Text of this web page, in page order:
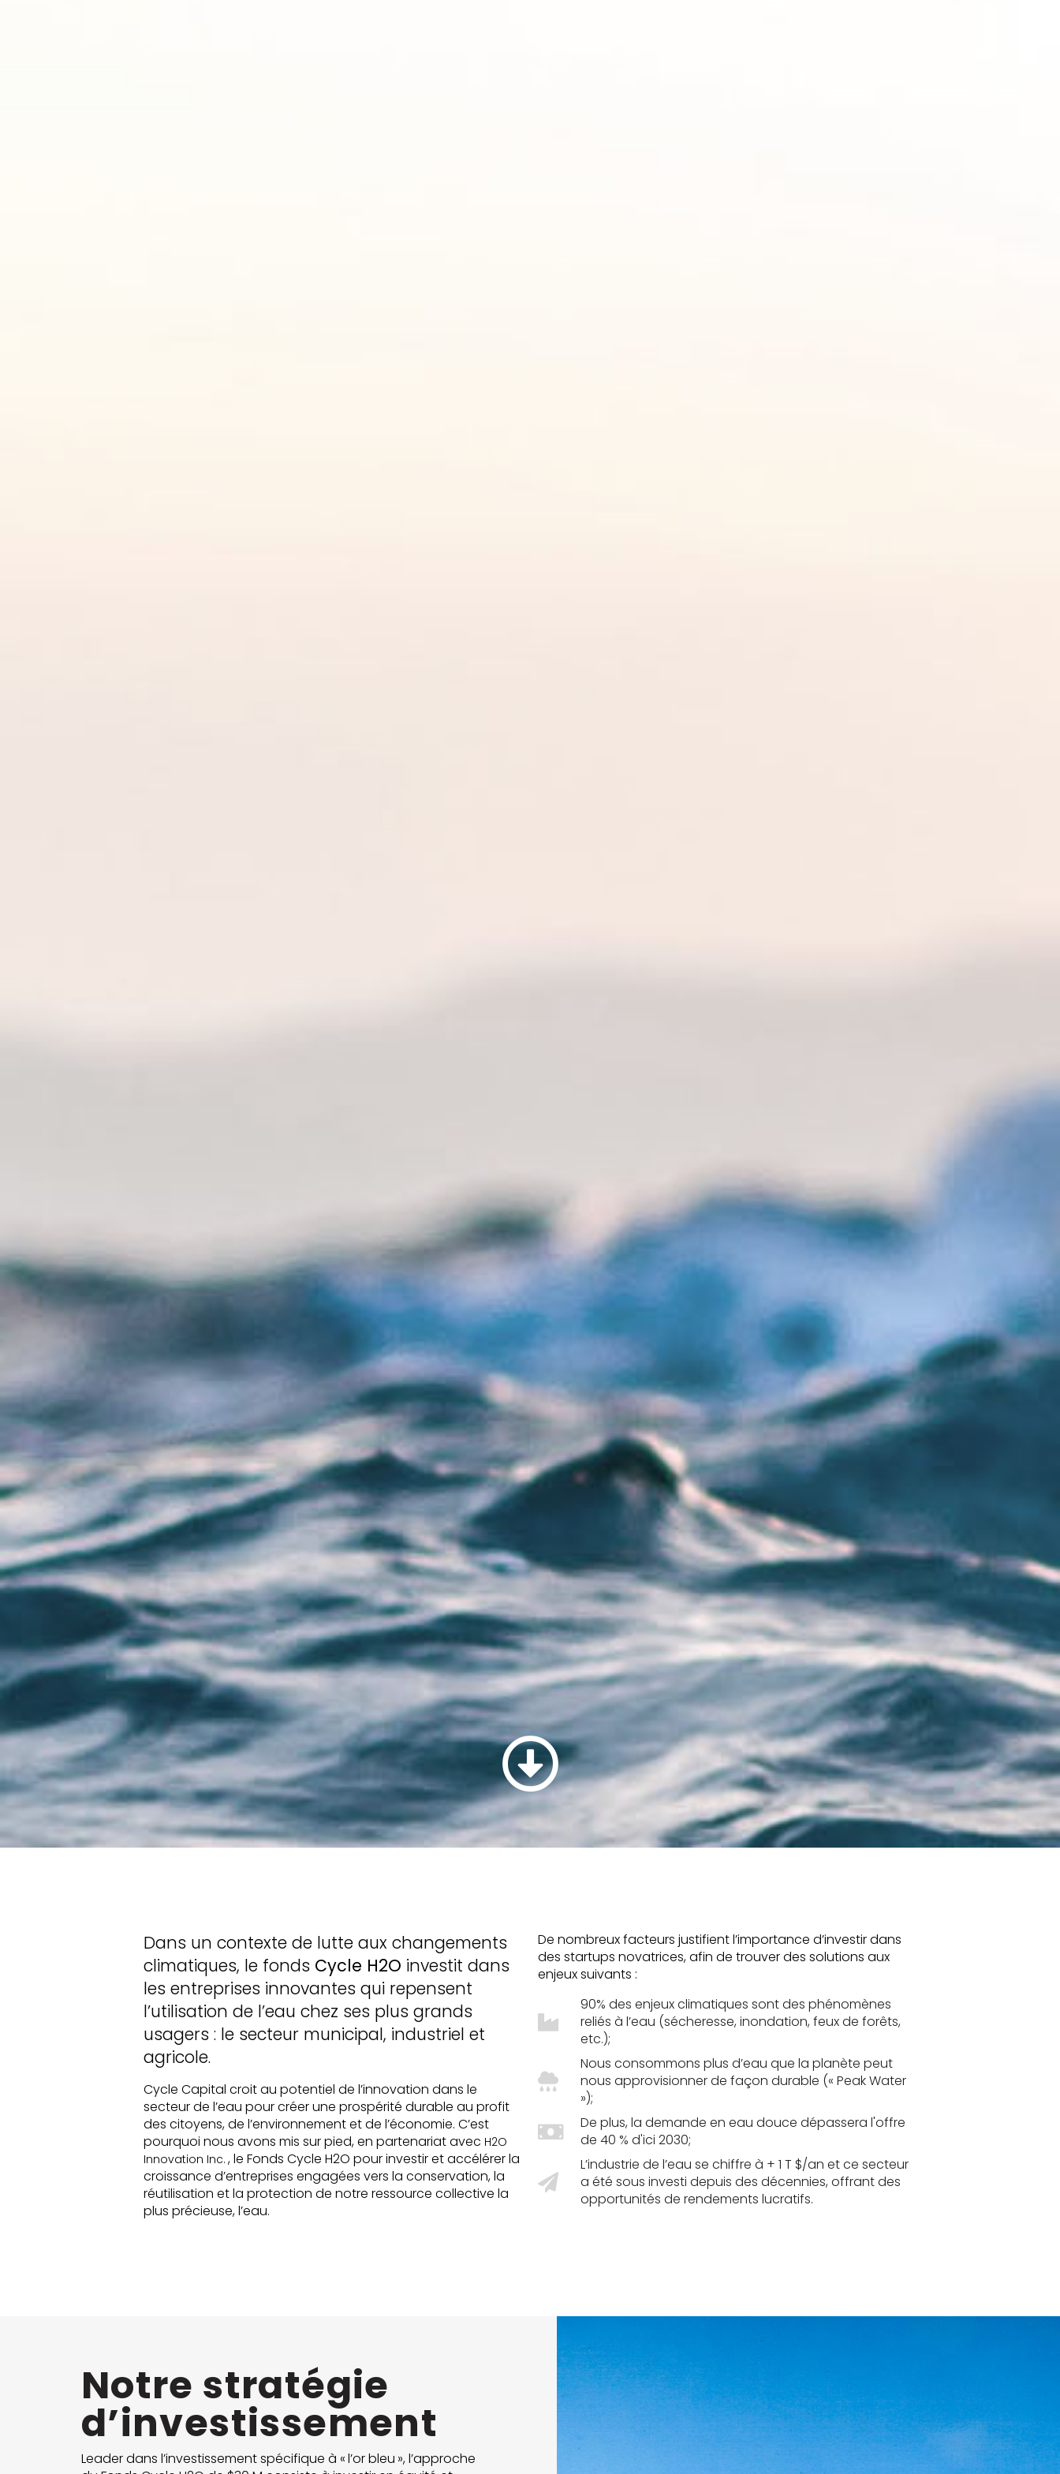
Dans un contexte de lutte aux changements
climatiques, le fonds Cycle H2O investit dans
les entreprises innovantes qui repensent
l’utilisation de l’eau chez ses plus grands
usagers : le secteur municipal, industriel et
agricole.
Cycle Capital croit au potentiel de l’innovation dans le
secteur de l’eau pour créer une prospérité durable au profit
des citoyens, de l’environnement et de l’économie. C’est
pourquoi nous avons mis sur pied, en partenariat avec H2O
Innovation Inc. , le Fonds Cycle H2O pour investir et accélérer la
croissance d’entreprises engagées vers la conservation, la
réutilisation et la protection de notre ressource collective la
plus précieuse, l’eau.
De nombreux facteurs justifient l’importance d’investir dans
des startups novatrices, afin de trouver des solutions aux
enjeux suivants :
90% des enjeux climatiques sont des phénomènes
reliés à l’eau (sécheresse, inondation, feux de forêts,
etc.);
Nous consommons plus d’eau que la planète peut
nous approvisionner de façon durable (« Peak Water
»);
De plus, la demande en eau douce dépassera l'offre
de 40 % d'ici 2030;
L’industrie de l’eau se chiffre à + 1 T $/an et ce secteur
a été sous investi depuis des décennies, offrant des
opportunités de rendements lucratifs.
Notre stratégie
d’investissement
Leader dans l’investissement spécifique à « l’or bleu », l’approche